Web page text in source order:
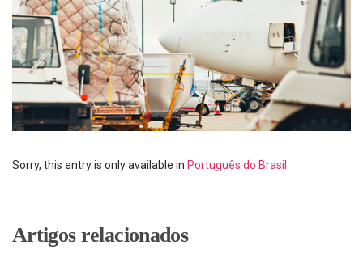
Sorry, this entry is only available in Português do Brasil
Artigos relacionados